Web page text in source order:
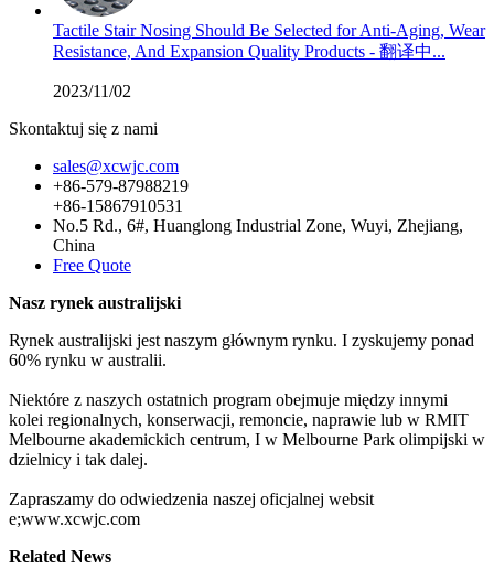
Tactile Stair Nosing Should Be Selected for Anti-Aging, Wear
Resistance, And Expansion Quality Products - 翻译中...
2023/11/02
Skontaktuj się z nami
sales@xcwjc.com
+86-579-87988219
+86-15867910531
No.5 Rd., 6#, Huanglong Industrial Zone, Wuyi, Zhejiang,
China
Free Quote
Nasz rynek australijski
Rynek australijski jest naszym głównym rynku. I zyskujemy ponad
60% rynku w australii.
Niektóre z naszych ostatnich program obejmuje między innymi
kolei regionalnych, konserwacji, remoncie, naprawie lub w RMIT
Melbourne akademickich centrum, I w Melbourne Park olimpijski w
dzielnicy i tak dalej.
Zapraszamy do odwiedzenia naszej oficjalnej websit
e;www.xcwjc.com
Related News